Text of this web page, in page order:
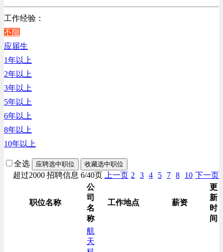
技工/维修类
房地产开发/物业管理类
生产/加工/认证类
综合技术类
汽车/交通类
财务/审计/税务类
工作经验：
不限
应届生
1年以上
2年以上
3年以上
5年以上
6年以上
8年以上
10年以上
全选 应聘选中职位 收藏选中职位
超过2000 招聘信息 6/40页 上一页 2 3 4 5 7 8 10 下一页
职位名称
公
司
名
称
工作地点 薪资
更
新
时
间
航
天